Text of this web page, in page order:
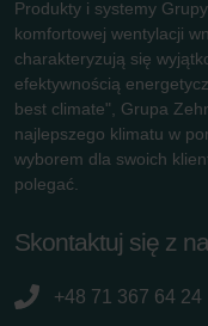
Produkty i systemy
komfortowej wentylacji
charakteryzują się
efektywnością
best climate", Grupa
najlepszego klimatu w
wyborem dla swoich
polegać.
Skontaktuj się z
+48 71 367 64 24